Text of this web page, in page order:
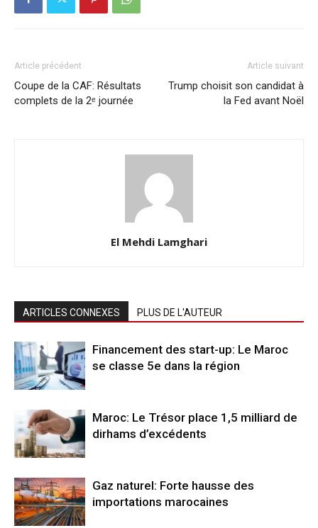
Article précédent
Coupe de la CAF: Résultats
complets de la 2ᵉ journée
Article suivant
Trump choisit son candidat à
la Fed avant Noël
El Mehdi Lamghari
ARTICLES CONNEXES PLUS DE L'AUTEUR
Financement des start-up: Le Maroc
se classe 5e dans la région
Maroc: Le Trésor place 1,5 milliard de
dirhams d’excédents
Gaz naturel: Forte hausse des
importations marocaines